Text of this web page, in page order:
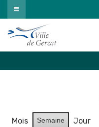
Passer
au
contenu
Mois Semaine
Jour